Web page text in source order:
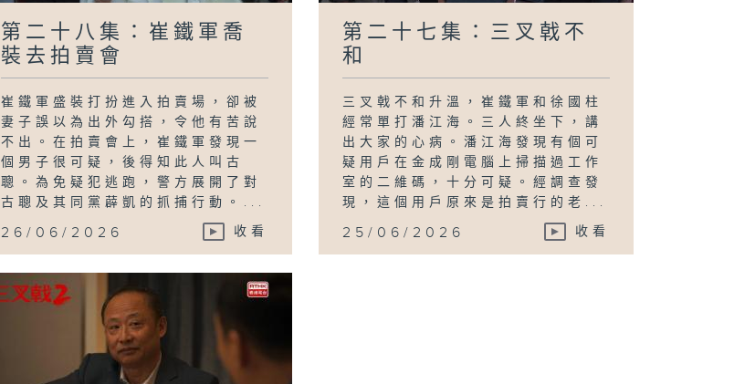
第二十八集：崔鐵軍喬
裝去拍賣會
崔鐵軍盛裝打扮進入拍賣場，卻被
妻子誤以為出外勾搭，令他有苦說
不出。在拍賣會上，崔鐵軍發現一
個男子很可疑，後得知此人叫古
聰。為免疑犯逃跑，警方展開了對
古聰及其同黨薜凱的抓捕行動。...
26/06/2026 收看
第二十七集：三叉戟不
和
三叉戟不和升溫，崔鐵軍和徐國柱
經常單打潘江海。三人終坐下，講
出大家的心病。潘江海發現有個可
疑用戶在金成剛電腦上掃描過工作
室的二維碼，十分可疑。經調查發
現，這個用戶原來是拍賣行的老...
25/06/2026 收看